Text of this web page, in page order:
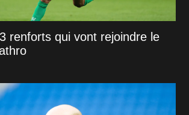
renforts qui vont rejoindre le